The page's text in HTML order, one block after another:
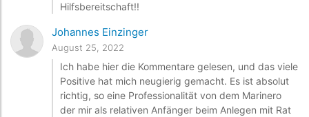
Hilfsbereitschaft!!
Johannes Einzinger
August 25, 2022
Ich habe hier die Kommentare gelesen, und das viele
Positive hat mich neugierig gemacht. Es ist absolut
richtig, so eine Professionalität von dem Marinero
der mir als relativen Anfänger beim Anlegen mit Rat